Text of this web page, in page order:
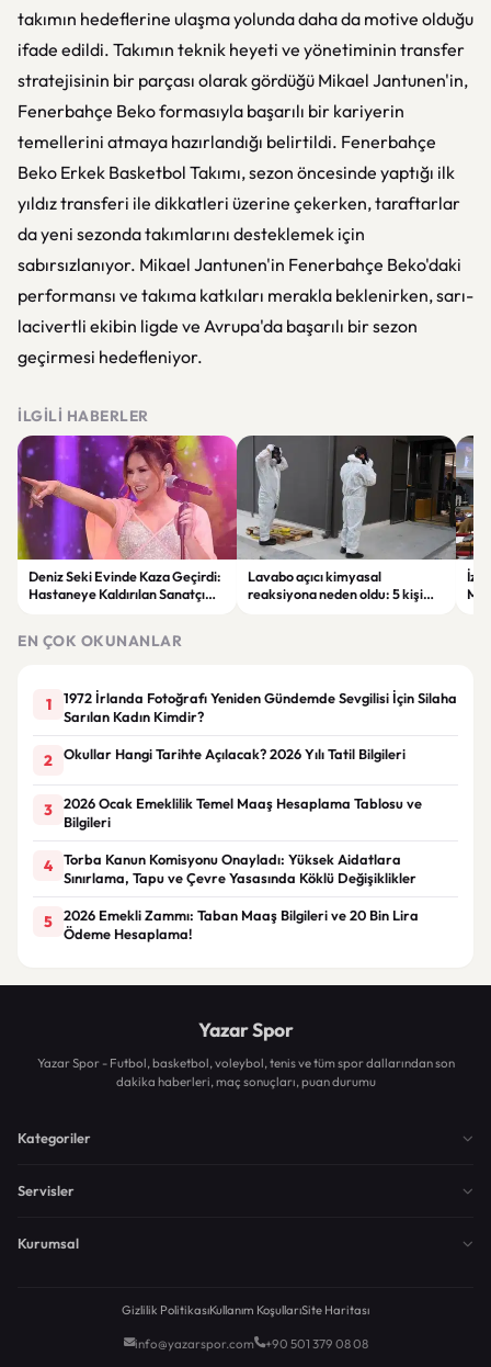
takımın hedeflerine ulaşma yolunda daha da motive olduğu
ifade edildi. Takımın teknik heyeti ve yönetiminin transfer
stratejisinin bir parçası olarak gördüğü Mikael Jantunen'in,
Fenerbahçe Beko formasıyla başarılı bir kariyerin
temellerini atmaya hazırlandığı belirtildi. Fenerbahçe
Beko Erkek Basketbol Takımı, sezon öncesinde yaptığı ilk
yıldız transferi ile dikkatleri üzerine çekerken, taraftarlar
da yeni sezonda takımlarını desteklemek için
sabırsızlanıyor. Mikael Jantunen'in Fenerbahçe Beko'daki
performansı ve takıma katkıları merakla beklenirken, sarı-
lacivertli ekibin ligde ve Avrupa'da başarılı bir sezon
geçirmesi hedefleniyor.
İLGILI HABERLER
Deniz Seki Evinde Kaza Geçirdi:
Hastaneye Kaldırılan Sanatçı
Lavabo açıcı kimyasal
reaksiyona neden oldu: 5 kişi
EN ÇOK OKUNANLAR
1
1972 İrlanda Fotoğrafı Yeniden Gündemde Sevgilisi İçin Silaha
Sarılan Kadın Kimdir?
2 Okullar Hangi Tarihte Açılacak? 2026 Yılı Tatil Bilgileri
3
2026 Ocak Emeklilik Temel Maaş Hesaplama Tablosu ve
Bilgileri
4
Torba Kanun Komisyonu Onayladı: Yüksek Aidatlara
Sınırlama, Tapu ve Çevre Yasasında Köklü Değişiklikler
5
2026 Emekli Zammı: Taban Maaş Bilgileri ve 20 Bin Lira
Ödeme Hesaplama!
Yazar Spor
Yazar Spor - Futbol, basketbol, voleybol, tenis ve tüm spor dallarından son
dakika haberleri, maç sonuçları, puan durumu
Kategoriler
Servisler
Kurumsal
Gizlilik PolitikasıKullanım KoşullarıSite Haritası
info@yazarspor.com +90 501 379 08 08